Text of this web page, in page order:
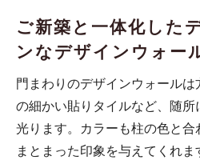
ご新築と一体化した
ンなデザインウォー
門まわりのデザインウォール
の細かい貼りタイルなど、随
光ります。カラーも柱の色と
まとまった印象を与えてくれま